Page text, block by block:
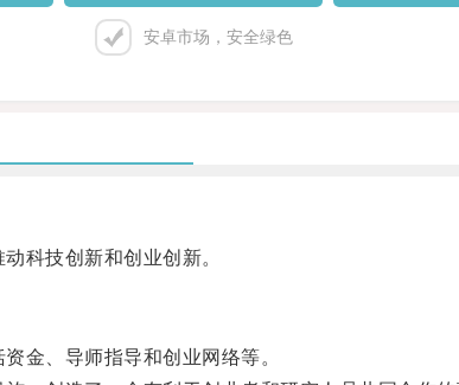
安卓市场，安全绿色
科技创新和创业创新。
金、导师指导和创业网络等。